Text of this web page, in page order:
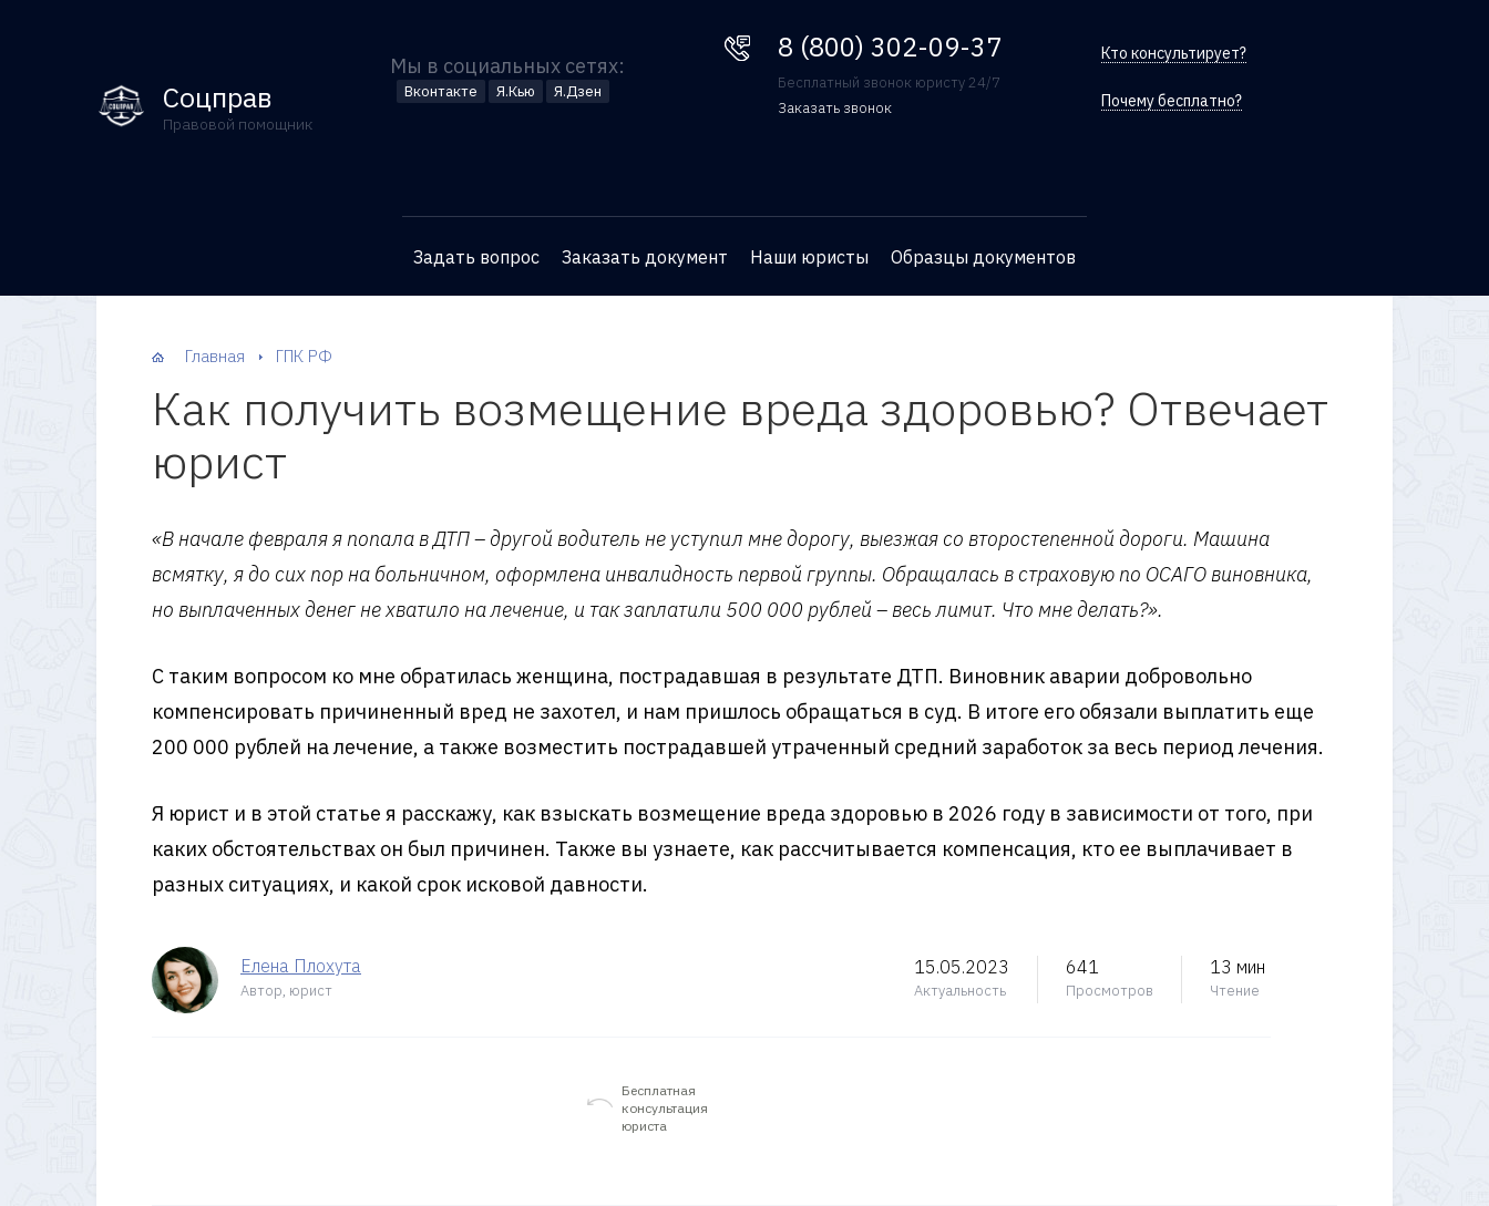
Соцправ
Правовой помощник
Мы в социальных сетях:
Вконтакте Я.Кью Я.Дзен
8 (800) 302-09-37
Бесплатный звонок юристу 24/7
Заказать звонок
и юрист перезвонит вам
консультации
Кто консультирует?
Почему бесплатно?
Задать вопрос Заказать документ Наши юристы Образцы документов
Главная ГПК РФ
Как получить возмещение вреда здоровью? Отвечает
юрист
«В начале февраля я попала в ДТП – другой водитель не уступил мне дорогу, выезжая со второстепенной дороги. Машина
всмятку, я до сих пор на больничном, оформлена инвалидность первой группы. Обращалась в страховую по ОСАГО виновника,
но выплаченных денег не хватило на лечение, и так заплатили 500 000 рублей – весь лимит. Что мне делать?».
С таким вопросом ко мне обратилась женщина, пострадавшая в результате ДТП. Виновник аварии добровольно
компенсировать причиненный вред не захотел, и нам пришлось обращаться в суд. В итоге его обязали выплатить еще
200 000 рублей на лечение, а также возместить пострадавшей утраченный средний заработок за весь период лечения.
Я юрист и в этой статье я расскажу, как взыскать возмещение вреда здоровью в 2026 году в зависимости от того, при
каких обстоятельствах он был причинен. Также вы узнаете, как рассчитывается компенсация, кто ее выплачивает в
разных ситуациях, и какой срок исковой давности.
Елена Плохута
Автор, юрист
15.05.2023
Актуальность
641
Просмотров
13 мин
Чтение
Бесплатная
консультация
юриста